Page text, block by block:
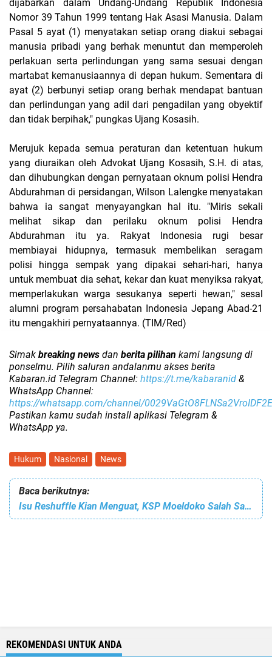
dijabarkan dalam Undang-Undang Republik Indonesia
Nomor 39 Tahun 1999 tentang Hak Asasi Manusia. Dalam
Pasal 5 ayat (1) menyatakan setiap orang diakui sebagai
manusia pribadi yang berhak menuntut dan memperoleh
perlakuan serta perlindungan yang sama sesuai dengan
martabat kemanusiaannya di depan hukum. Sementara di
ayat (2) berbunyi setiap orang berhak mendapat bantuan
dan perlindungan yang adil dari pengadilan yang obyektif
dan tidak berpihak," pungkas Ujang Kosasih.
Merujuk kepada semua peraturan dan ketentuan hukum
yang diuraikan oleh Advokat Ujang Kosasih, S.H. di atas,
dan dihubungkan dengan pernyataan oknum polisi Hendra
Abdurahman di persidangan, Wilson Lalengke menyatakan
bahwa ia sangat menyayangkan hal itu. "Miris sekali
melihat sikap dan perilaku oknum polisi Hendra
Abdurahman itu ya. Rakyat Indonesia rugi besar
membiayai hidupnya, termasuk membelikan seragam
polisi hingga sempak yang dipakai sehari-hari, hanya
untuk membuat dia sehat, kekar dan kuat menyiksa rakyat,
memperlakukan warga sesukanya seperti hewan," sesal
alumni program persahabatan Indonesia Jepang Abad-21
itu mengakhiri pernyataannya. (TIM/Red)
Simak breaking news dan berita pilihan kami langsung di
ponselmu. Pilih saluran andalanmu akses berita
Kabaran.id Telegram Channel: https://t.me/kabaranid &
WhatsApp Channel:
https://whatsapp.com/channel/0029VaGtO8FLNSa2VroIDF2E
Pastikan kamu sudah install aplikasi Telegram &
WhatsApp ya.
Hukum Nasional News
Baca berikutnya:
Isu Reshuffle Kian Menguat, KSP Moeldoko Salah Satunya
REKOMENDASI UNTUK ANDA